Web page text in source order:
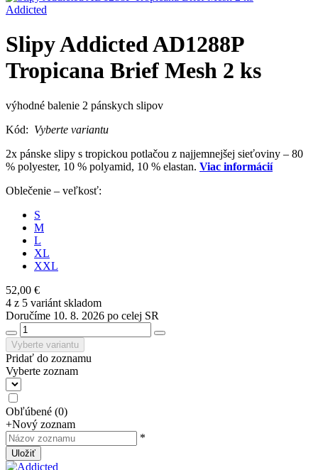
Addicted
Slipy Addicted AD1288P
Tropicana Brief Mesh 2 ks
výhodné balenie 2 pánskych slipov
Kód: Vyberte variantu
2x pánske slipy s tropickou potlačou z najjemnejšej sieťoviny – 80
% polyester, 10 % polyamid, 10 % elastan. Viac informácií
Oblečenie – veľkosť:
S
M
L
XL
XXL
52,00 €
4 z 5 variánt skladom
Doručíme 10. 8. 2026 po celej SR
Vyberte variantu
Pridať do zoznamu
Vyberte zoznam
Obľúbené (0)
+Nový zoznam
*
Uložiť